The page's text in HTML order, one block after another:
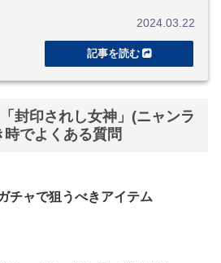
2024.03.22
封印されし女神」(ニャンラ
でよくある質問
チャで狙うべきアイテム